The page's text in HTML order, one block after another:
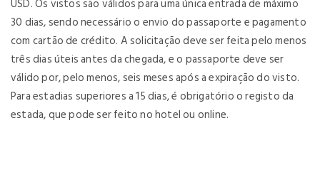
USD. Os vistos são válidos para uma única entrada de máximo
30 dias, sendo necessário o envio do passaporte e pagamento
com cartão de crédito. A solicitação deve ser feita pelo menos
três dias úteis antes da chegada, e o passaporte deve ser
válido por, pelo menos, seis meses após a expiração do visto.
Para estadias superiores a 15 dias, é obrigatório o registo da
estada, que pode ser feito no hotel ou online.